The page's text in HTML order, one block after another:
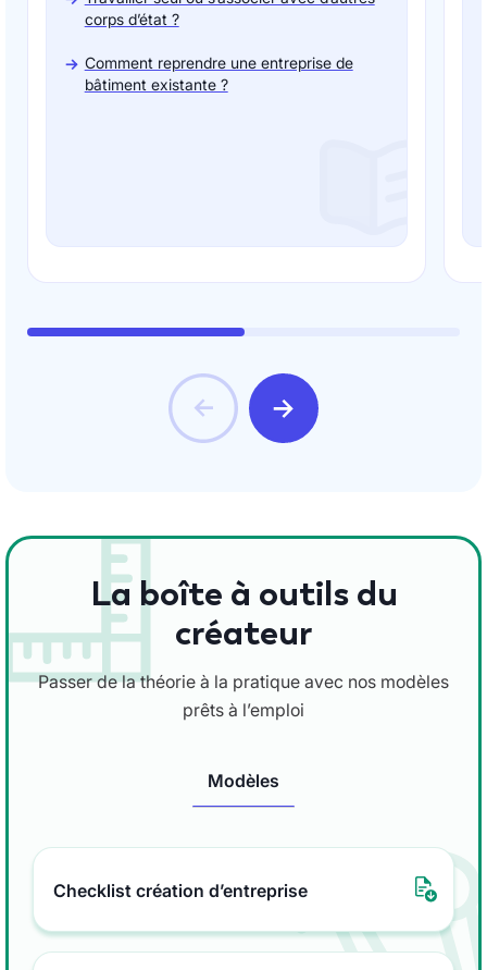
corps d’état ?
Comment reprendre une entreprise de
bâtiment existante ?
La boîte à outils du
créateur
Passer de la théorie à la pratique avec nos modèles
prêts à l’emploi
Modèles
Checklist création d’entreprise